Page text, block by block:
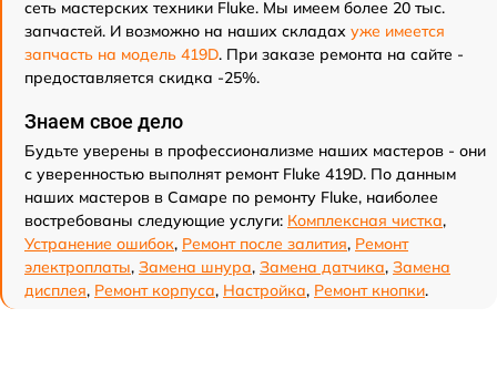
сеть мастерских техники Fluke. Мы имеем более 20 тыс.
запчастей. И возможно на наших складах уже имеется
запчасть на модель 419D. При заказе ремонта на сайте -
предоставляется скидка -25%.
Знаем свое дело
Будьте уверены в профессионализме наших мастеров - они
с уверенностью выполнят ремонт Fluke 419D. По данным
наших мастеров в Самаре по ремонту Fluke, наиболее
востребованы следующие услуги: Комплексная чистка,
Устранение ошибок, Ремонт после залития, Ремонт
электроплаты, Замена шнура, Замена датчика, Замена
дисплея, Ремонт корпуса, Настройка, Ремонт кнопки.